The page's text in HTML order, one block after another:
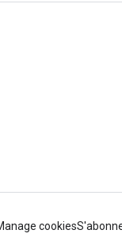
cookies